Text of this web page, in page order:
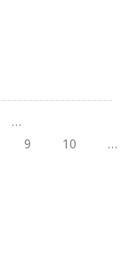
…
9 10
…